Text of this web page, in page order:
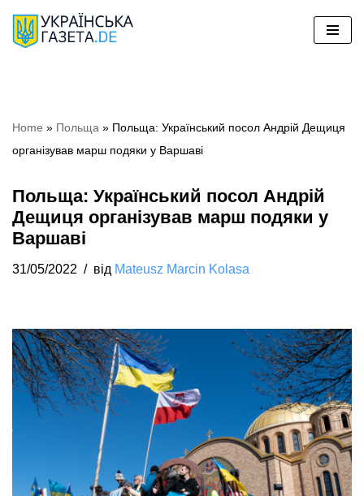
Перейти
Home » Польща » Польща: Український посол Андрій Дещиця
організував марш подяки у Варшаві
Польща: Український посол Андрій
Дещиця організував марш подяки у
Варшаві
31/05/2022 від Mateusz Marcin Kolasa